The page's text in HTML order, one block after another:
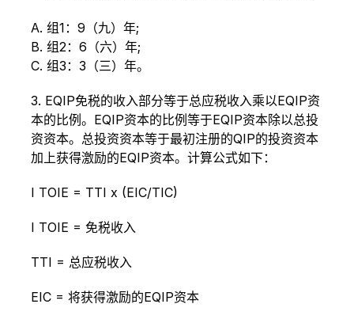
A. 组1：9（九）年;
B. 组2：6（六）年;
C. 组3：3（三）年。
3. EQIP免税的收入部分等于总应税收入乘以EQIP资
本的比例。EQIP资本的比例等于EQIP资本除以总投
资资本。总投资资本等于最初注册的QIP的投资资本
加上获得激励的EQIP资本。计算公式如下：
I TOIE = TTI x (EIC/TIC)
I TOIE = 免税收入
TTI = 总应税收入
EIC = 将获得激励的EQIP资本